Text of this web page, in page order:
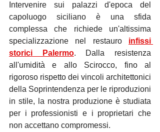
Intervenire sui palazzi d'epoca del
capoluogo siciliano è una sfida
complessa che richiede un'altissima
specializzazione nel restauro infissi
storici Palermo. Dalla resistenza
all'umidità e allo Scirocco, fino al
rigoroso rispetto dei vincoli architettonici
della Soprintendenza per le riproduzioni
in stile, la nostra produzione è studiata
per i professionisti e i proprietari che
non accettano compromessi.